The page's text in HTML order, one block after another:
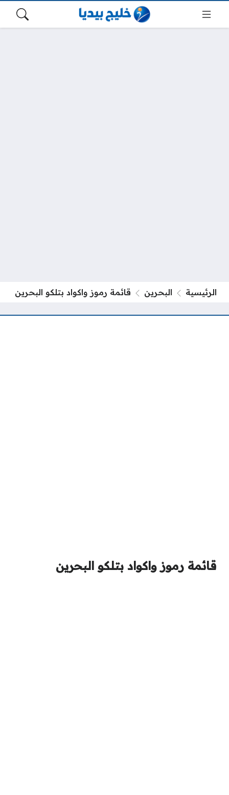
الرئيسية البحرين قائمة رموز واكواد بتلكو البحرين
قائمة رموز واكواد بتلكو البحرين